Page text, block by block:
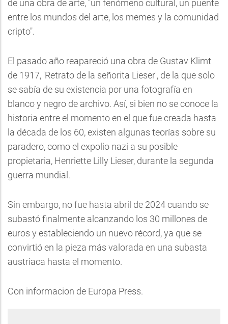
de una obra de arte, "un fenómeno cultural, un puente
entre los mundos del arte, los memes y la comunidad
cripto".
El pasado año reapareció una obra de Gustav Klimt
de 1917, 'Retrato de la señorita Lieser', de la que solo
se sabía de su existencia por una fotografía en
blanco y negro de archivo. Así, si bien no se conoce la
historia entre el momento en el que fue creada hasta
la década de los 60, existen algunas teorías sobre su
paradero, como el expolio nazi a su posible
propietaria, Henriette Lilly Lieser, durante la segunda
guerra mundial.
Sin embargo, no fue hasta abril de 2024 cuando se
subastó finalmente alcanzando los 30 millones de
euros y estableciendo un nuevo récord, ya que se
convirtió en la pieza más valorada en una subasta
austriaca hasta el momento.
Con informacion de Europa Press.